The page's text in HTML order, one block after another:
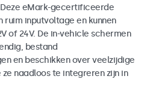
eMark-gecertificeerde
ruim inputvoltage en kunnen
of 24V. De in-vehicle schermen
bestand
en beschikken over veelzijdige
naadloos te integreren zijn in